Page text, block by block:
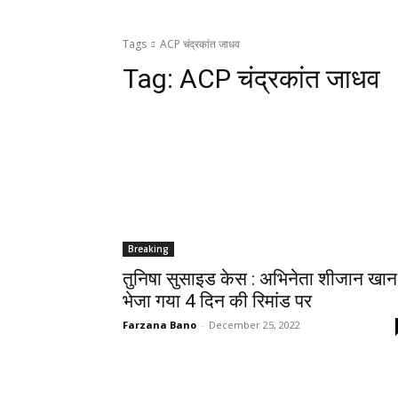
Tags ACP चंद्रकांत जाधव
Tag: ACP चंद्रकांत जाधव
Breaking
तुनिषा सुसाइड केस : अभिनेता शीजान खान
भेजा गया 4 दिन की रिमांड पर
Farzana Bano - December 25, 2022